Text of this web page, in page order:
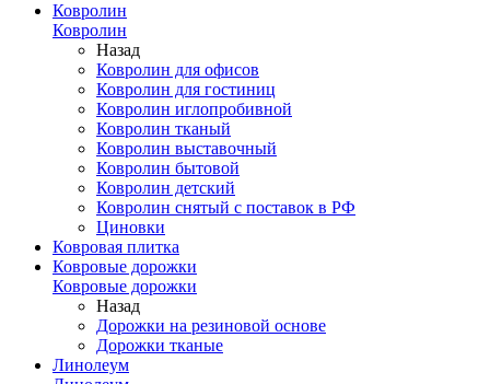
Ковролин
Ковролин
Назад
Ковролин для офисов
Ковролин для гостиниц
Ковролин иглопробивной
Ковролин тканый
Ковролин выставочный
Ковролин бытовой
Ковролин детский
Ковролин снятый с поставок в РФ
Циновки
Ковровая плитка
Ковровые дорожки
Ковровые дорожки
Назад
Дорожки на резиновой основе
Дорожки тканые
Линолеум